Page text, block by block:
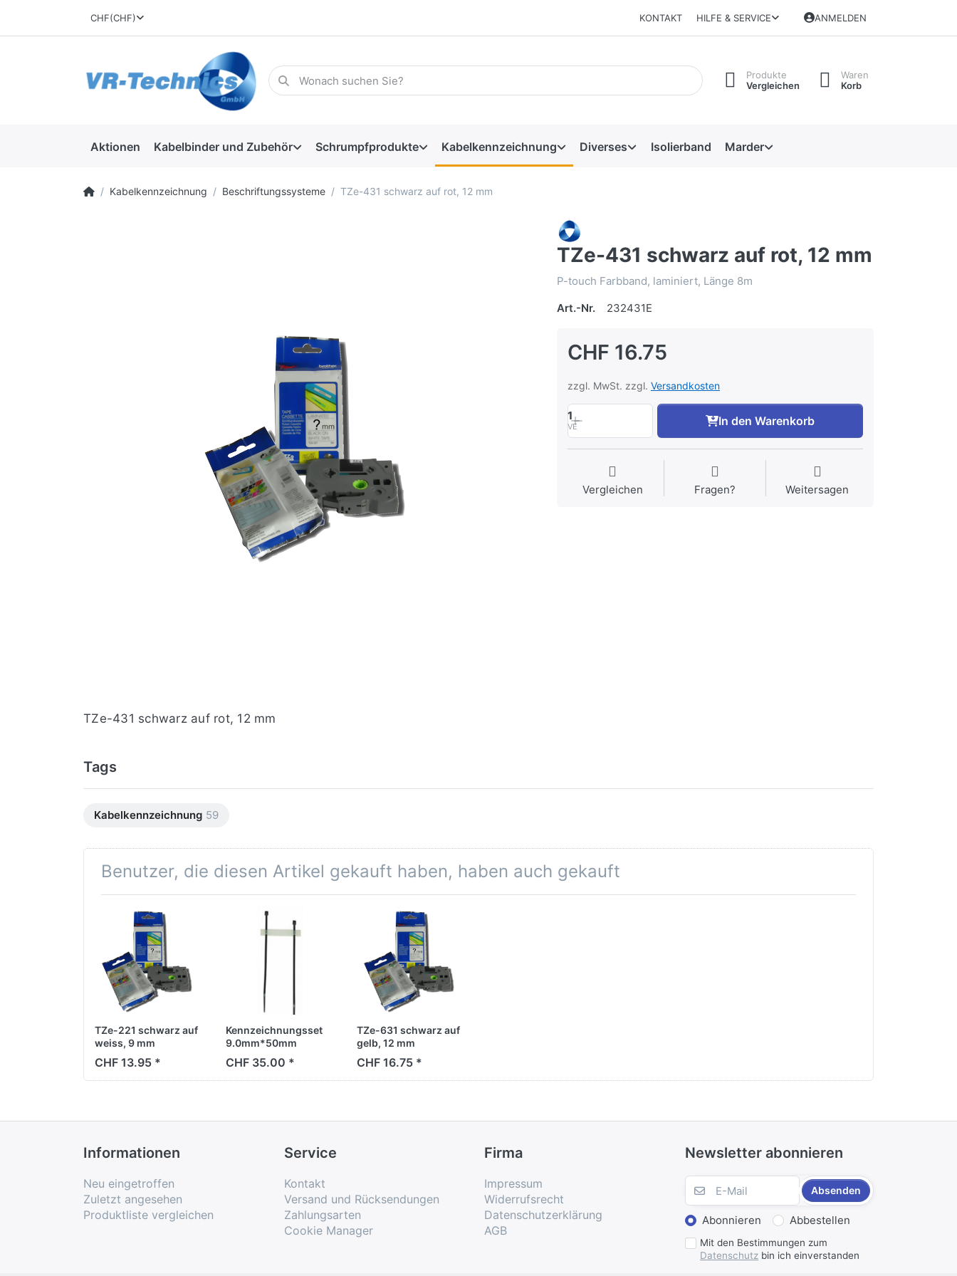
CHF(CHF) KONTAKT HILFE & SERVICE ANMELDEN
Produkte
Vergleichen
Waren
Korb
Aktionen Kabelbinder und Zubehör Schrumpfprodukte Kabelkennzeichnung Diverses Isolierband Marder
Kabelkennzeichnung Beschriftungssysteme TZe-431 schwarz auf rot, 12 mm
TZe-431 schwarz auf rot, 12 mm
P-touch Farbband, laminiert, Länge 8m
Art.-Nr.
232431E
CHF 16.75
zzgl. MwSt. zzgl. Versandkosten
1
VE In den Warenkorb
Vergleichen Fragen? Weitersagen
TZe-431 schwarz auf rot, 12 mm
Tags
Kabelkennzeichnung 59
Benutzer, die diesen Artikel gekauft haben, haben auch gekauft
TZe-221 schwarz auf
weiss, 9 mm
CHF 13.95 *
Kennzeichnungsset
9.0mm*50mm
CHF 35.00 *
TZe-631 schwarz auf
gelb, 12 mm
CHF 16.75 *
Informationen
Neu eingetroffen
Zuletzt angesehen
Produktliste vergleichen
Service
Kontakt
Versand und Rücksendungen
Zahlungsarten
Cookie Manager
Firma
Impressum
Widerrufsrecht
Datenschutzerklärung
AGB
Newsletter abonnieren
Absenden
Abonnieren Abbestellen
Mit den Bestimmungen zum
Datenschutz bin ich einverstanden